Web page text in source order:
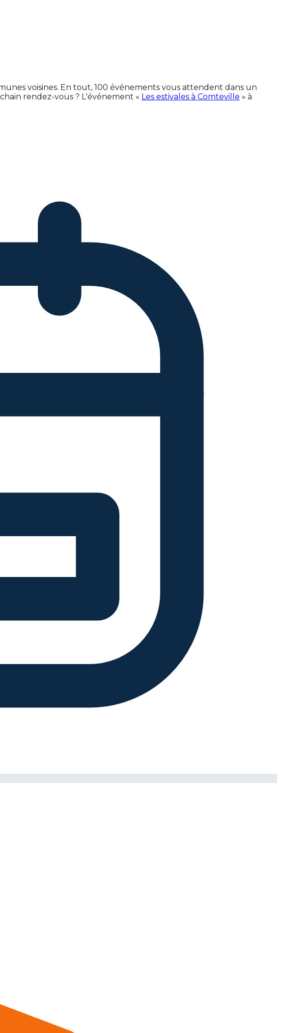
voisines. En tout, 100 événements vous attendent dans un
rendez-vous ? L'événement « Les estivales à Comteville » à